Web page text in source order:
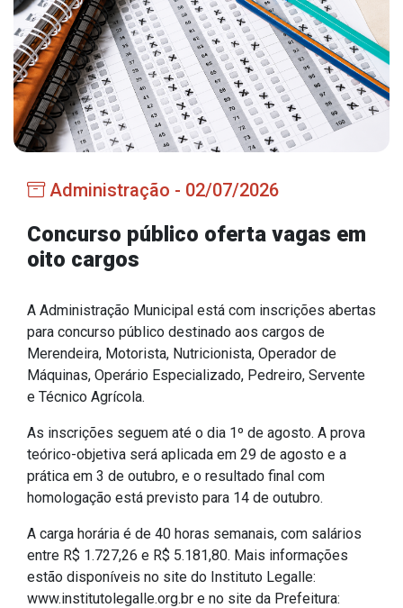
Secretarias
Administração
Agricultura e Meio Ambiente
Educação, Cultura, Desporto e Turismo
Obras
Saúde
Serviços
IPTU 2026
Ouvidoria
Portal do Cidadão
Portal do Servidor
Publicações
Administração - 02/07/2026
Concurso público oferta vagas em
oito cargos
A Administração Municipal está com inscrições abertas
para concurso público destinado aos cargos de
Merendeira, Motorista, Nutricionista, Operador de
Máquinas, Operário Especializado, Pedreiro, Servente
e Técnico Agrícola.
As inscrições seguem até o dia 1º de agosto. A prova
teórico-objetiva será aplicada em 29 de agosto e a
prática em 3 de outubro, e o resultado final com
homologação está previsto para 14 de outubro.
A carga horária é de 40 horas semanais, com salários
entre R$ 1.727,26 e R$ 5.181,80. Mais informações
estão disponíveis no site do Instituto Legalle:
www.institutolegalle.org.br e no site da Prefeitura: